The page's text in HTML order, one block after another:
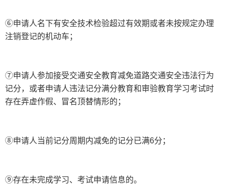
⑥申请人名下有安全技术检验超过有效期或者未按规定办理
注销登记的机动车；
⑦申请人参加接受交通安全教育减免道路交通安全违法行为
记分，或者申请人违法记分满分教育和审验教育学习考试时
存在弄虚作假、冒名顶替情形的；
⑧申请人当前记分周期内减免的记分已满6分；
⑨存在未完成学习、考试申请信息的。